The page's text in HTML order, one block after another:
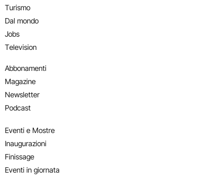
Turismo
Dal mondo
Jobs
Television
Abbonamenti
Magazine
Newsletter
Podcast
Eventi e Mostre
Inaugurazioni
Finissage
Eventi in giornata